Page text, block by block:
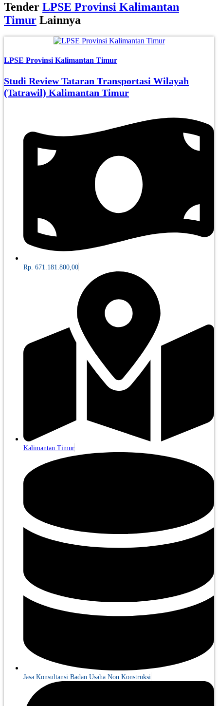
Tender LPSE Provinsi Kalimantan
Timur Lainnya
LPSE Provinsi Kalimantan Timur
Studi Review Tataran Transportasi Wilayah
(Tatrawil) Kalimantan Timur
Rp. 671.181.800,00
Kalimantan Timur
Jasa Konsultansi Badan Usaha Non Konstruksi